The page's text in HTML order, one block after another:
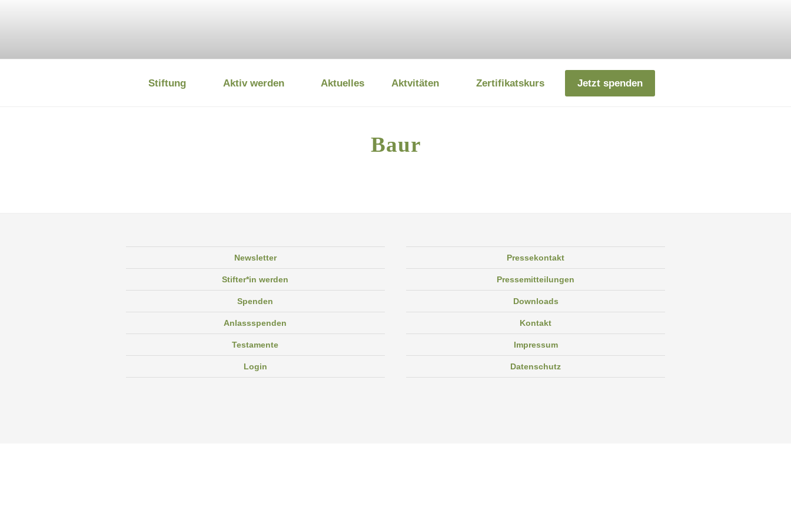
DEUTSCHE UMWELTSTIFTUNG
Stiftung Aktiv werden Aktuelles Aktvitäten Zertifikatskurs Jetzt spenden
Baur
Newsletter
Stifter*in werden
Spenden
Anlassspenden
Testamente
Login
Pressekontakt
Pressemitteilungen
Downloads
Kontakt
Impressum
Datenschutz